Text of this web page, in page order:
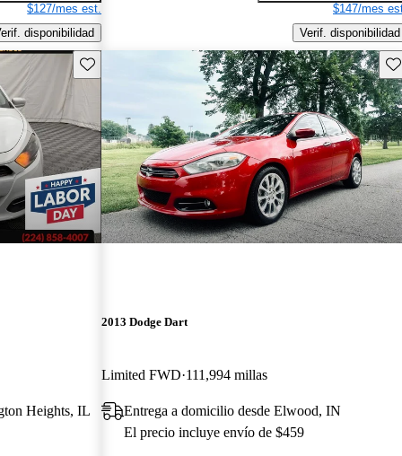
$127/mes est.
disponibilidad
$147/mes
Verif. disponibilidad
Guarda este Aviso
Heights, IL
2013 Dodge Dart
Limited FWD 111,994 millas
Entrega a domicilio desde Elwood, IN
El precio incluye envío de $459